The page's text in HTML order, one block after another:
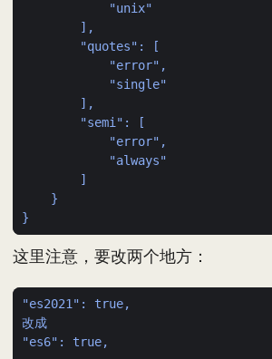
"unix"
],
"quotes": [
"error",
"single"
],
"semi": [
"error",
"always"
]
}
}
这里注意，要改两个地方：
"es2021": true,
改成
"es6": true,